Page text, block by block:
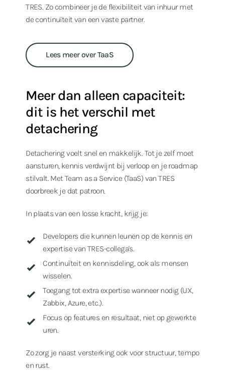
TRES. Zo combineer je de flexibiliteit van inhuur met
de continuïteit van een vaste partner.
Lees meer over TaaS
Meer dan alleen capaciteit:
dit is het verschil met
detachering
Detachering voelt snel en makkelijk. Tot je zelf moet
aansturen, kennis verdwijnt bij verloop en je roadmap
stilvalt. Met Team as a Service (TaaS) van TRES
doorbreek je dat patroon.
In plaats van een losse kracht, krijg je:
Developers die kunnen leunen op de kennis en
expertise van TRES-collega's.
Continuïteit en kennisdeling, ook als mensen
wisselen.
Toegang tot extra expertise wanneer nodig (UX,
Zabbix, Azure, etc.).
Focus op features en resultaat, niet op gewerkte
uren.
Zo zorg je naast versterking ook voor structuur, tempo
en rust.